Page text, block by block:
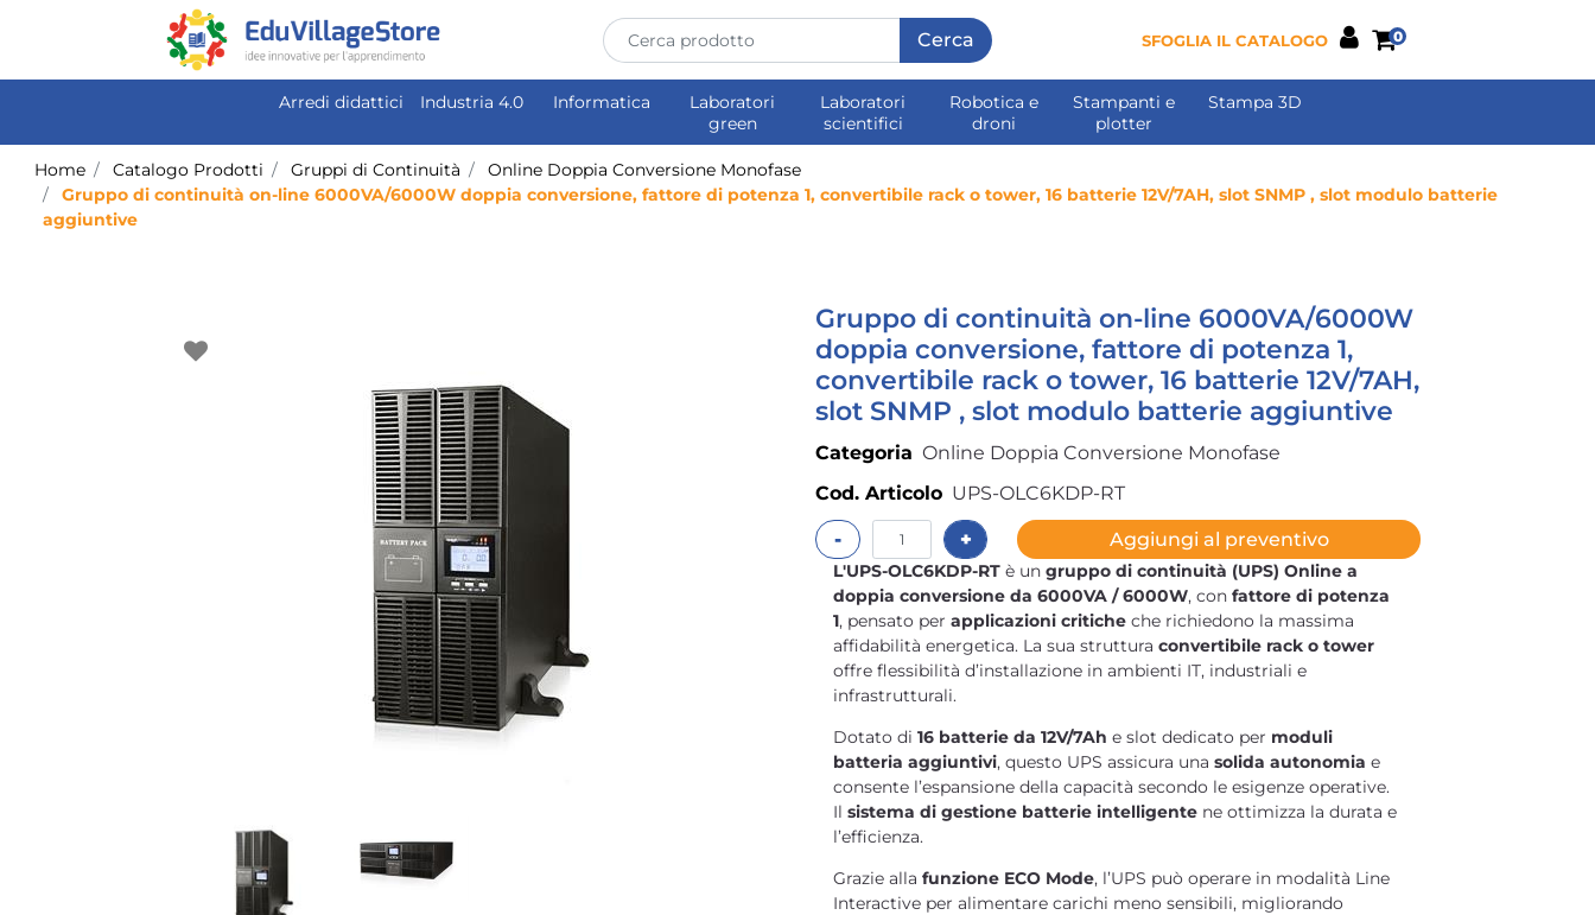
SFOGLIA IL CATALOGO 0
Arredi didattici Industria 4.0 Informatica
Laboratori
green
Laboratori
scientifici
Robotica e
droni
Stampanti e
plotter
Stampa 3D
Home Catalogo Prodotti Gruppi di Continuità
Online Doppia Conversione Monofase
Gruppo di continuità on-line 6000VA/6000W doppia conversione, fattore di potenza 1, convertibile rack o tower, 16 batterie 12V/7AH, slot SNMP , slot modulo batterie
aggiuntive
Gruppo di continuità on-line 6000VA/6000W
doppia conversione, fattore di potenza 1,
convertibile rack o tower, 16 batterie 12V/7AH,
slot SNMP , slot modulo batterie aggiuntive
Categoria Online Doppia Conversione Monofase
Cod. Articolo UPS-OLC6KDP-RT
Quantità Aggiungi al preventivo
L'UPS-OLC6KDP-RT è un gruppo di continuità (UPS) Online a
doppia conversione da 6000VA / 6000W, con fattore di potenza
1, pensato per applicazioni critiche che richiedono la massima
affidabilità energetica. La sua struttura convertibile rack o tower
offre flessibilità d’installazione in ambienti IT, industriali e
infrastrutturali.
Dotato di 16 batterie da 12V/7Ah e slot dedicato per moduli
batteria aggiuntivi, questo UPS assicura una solida autonomia e
consente l’espansione della capacità secondo le esigenze operative.
Il sistema di gestione batterie intelligente ne ottimizza la durata e
l’efficienza.
Grazie alla funzione ECO Mode, l’UPS può operare in modalità Line
Interactive per alimentare carichi meno sensibili, migliorando